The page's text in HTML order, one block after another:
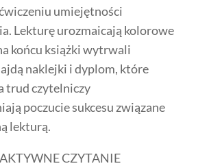
umiejętności
Lekturę urozmaicają kolorowe
końcu książki wytrwali
naklejki i dyplom, które
trud czytelniczy
poczucie sukcesu związane
lekturą.
CZYTANIE